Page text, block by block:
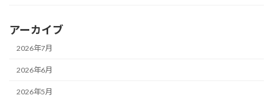
アーカイブ
2026年7月
2026年6月
2026年5月